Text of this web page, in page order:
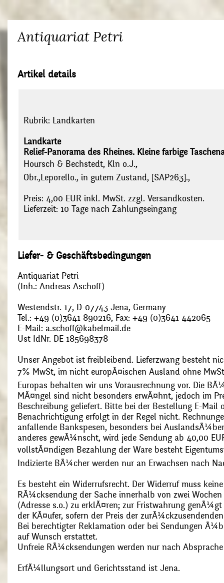
Antiquariat Petri
Artikel details
Rubrik: Landkarten
Landkarte
Relief-Panorama des Rheines. Kleine farbige
Hoursch & Bechstedt, Kln o.J.,
Obr.,Leporello., in gutem Zustand, [SAP263].,
Preis: 4,00 EUR inkl. MwSt. zzgl. Versandkosten.
Lieferzeit: 10 Tage nach Zahlungseingang
Liefer- & Geschäftsbedingungen
Antiquariat Petri
(Inh.: Andreas Aschoff)
Westendstr. 17, D-07743 Jena, Germany
Tel.: +49 (0)3641 890216, Fax: +49 (0)3641 442065
E-Mail: a.schoff@kabelmail.de
Ust IdNr. DE 185698378
Unser Angebot ist freibleibend. Lieferzwang besteht
7% MwSt, im nicht europÃ¤ischen Ausland ohne
Europas behalten wir uns Vorausrechnung vor. Die
MÃ¤ngel sind nicht besonders erwÃ¤hnt, jedoch im
Beschreibung geliefert. Bitte bei der Bestellung E-Mail
Benachrichtigung erfolgt in der Regel nicht.
anfallende Bankspesen, besonders bei
anderes gewÃ¼nscht, wird jede Sendung ab 40,00
vollstÃ¤ndigen Bezahlung der Ware besteht
Indizierte BÃ¼cher werden nur an Erwachsen nach
Es besteht ein Widerrufsrecht. Der Widerruf muss
RÃ¼cksendung der Sache innerhalb von zwei
(Adresse s.o.) zu erklÃ¤ren; zur Fristwahrung
der KÃ¤ufer, sofern der Preis der
Bei berechtigter Reklamation oder bei Sendungen
auf Wunsch erstattet.
Unfreie RÃ¼cksendungen werden nur nach
ErfÃ¼llungsort und Gerichtsstand ist Jena.